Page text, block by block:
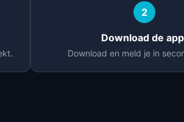
2
Download de
Download en meld je in